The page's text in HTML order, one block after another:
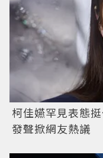
柯佳嬿罕見表態
發聲掀網友熱議